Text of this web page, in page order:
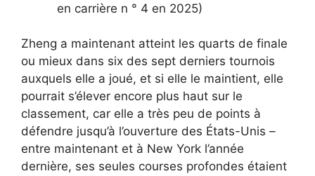
en carrière n ° 4 en 2025)
Zheng a maintenant atteint les quarts de finale
ou mieux dans six des sept derniers tournois
auxquels elle a joué, et si elle le maintient, elle
pourrait s’élever encore plus haut sur le
classement, car elle a très peu de points à
défendre jusqu’à l’ouverture des États-Unis –
entre maintenant et à New York l’année
dernière, ses seules courses profondes étaient